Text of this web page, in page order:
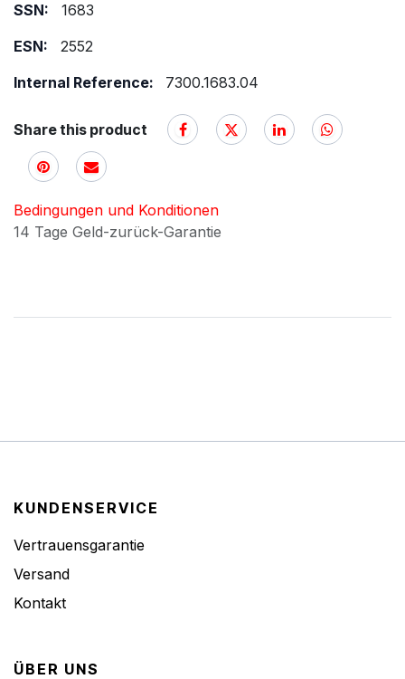
SSN:
1683
ESN:
2552
Internal Reference:
7300.1683.04
Share this product
Bedingungen und Konditionen
14 Tage Geld-zurück-Garantie
KUNDENSERVICE
Vertrauensgarantie
Versand
Kontakt
ÜBER UNS